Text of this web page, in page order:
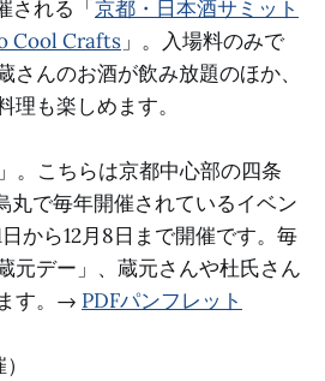
される「京都・日本酒サミット
Cool Crafts 」。入場料のみで
さんのお酒が飲み放題のほか、
理も楽しめます。
。こちらは京都中心部の四条
丸で毎年開催されているイベン
日から12月8日まで開催です。毎
元デー」、蔵元さんや杜氏さん
す。→ PDFパンフレット